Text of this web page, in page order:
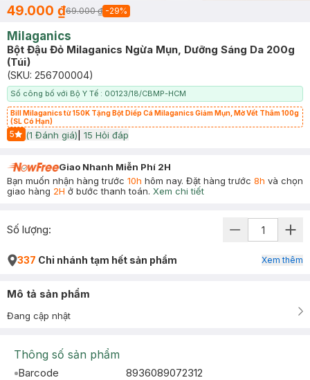
49.000 ₫69.000 ₫ -29%
Milaganics
Bột Đậu Đỏ Milaganics Ngừa Mụn, Dưỡng Sáng Da 200g
(Túi)
(SKU: 256700004)
Số công bố với Bộ Y Tế : 00123/18/CBMP-HCM
Bill Milaganics từ 150K Tặng Bột Diếp Cá Milaganics Giảm Mụn, Mờ Vết Thâm 100g
(SL Có Hạn)
5
Start Icon
(1 Đánh giá) 15 Hỏi đáp
Giao Nhanh Miễn Phí 2H
Bạn muốn nhận hàng trước 10h hôm nay. Đặt hàng trước 8h và chọn
giao hàng 2H ở bước thanh toán. Xem chi tiết
Số lượng:
337 Chi nhánh tạm hết sản phẩm Xem thêm
Mô tả sản phẩm
Đang cập nhật
Thông số sản phẩm
Barcode
8936089072312